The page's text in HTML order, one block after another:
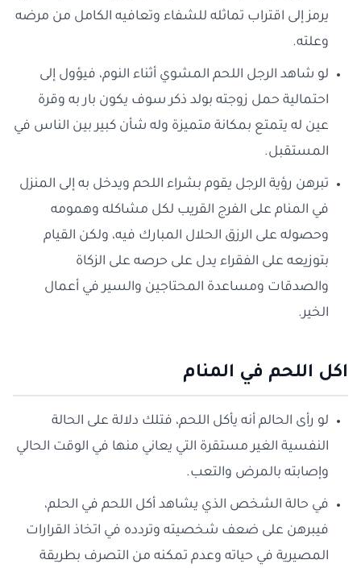
يرمز إلى اقتراب تماثله للشفاء وتعافيه الكامل من مرضه
وعلته.
لو شاهد الرجل اللحم المشوي أثناء النوم، فيؤول إلى
احتمالية حمل زوجته بولد ذكر سوف يكون بار به وقرة
عين له يتمتع بمكانة متميزة وله شأن كبير بين الناس في
المستقبل.
تبرهن رؤية الرجل يقوم بشراء اللحم ويدخل به إلى المنزل
في المنام على الفرج القريب لكل مشاكله وهمومه
وحصوله على الرزق الحلال المبارك فيه، ولكن القيام
بتوزيعه على الفقراء يدل على حرصه على الزكاة
والصدقات ومساعدة المحتاجين والسير في أعمال
الخير.
اكل اللحم في المنام
لو رأى الحالم أنه يأكل اللحم، فتلك دلالة على الحالة
النفسية الغير مستقرة التي يعاني منها في الوقت الحالي
وإصابته بالمرض والتعب.
في حالة الشخص الذي يشاهد أكل اللحم في الحلم،
فيبرهن على ضعف شخصيته وتردده في اتخاذ القرارات
المصيرية في حياته وعدم تمكنه من التصرف بطريقة